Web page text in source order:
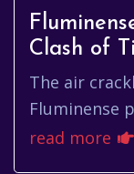
Clash of
The air
Fluminense
Cali. This
read more